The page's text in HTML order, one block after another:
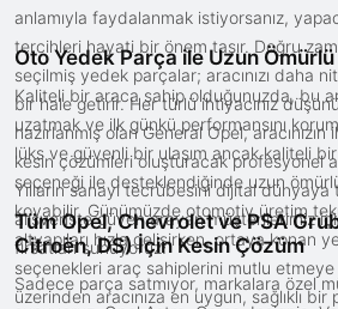
anlamıyla faydalanmak istiyorsanız,
tercihleri hayati bir önem taşır. Doğru
seçilmiş yedek parçalar; aracınızı daha
bir hale getirir. Her türlü ihtiyacınız
hazırlanmış olan General Opel, aracınızın
kesin çözümleri oluşturacak profesyonel
Yılların sanayi tecrübesini dijital dünyaya
alışverişte güven arayan müşterilerimiz
fırsatları sunuyoruz.
Oto Yedek Parça ile Uzun
Kaliteli bir araca sahip olduğunuzda, bu
uzatmak ve ilk günkü performansını
lüks ve güvenli bir ulaşım ancak kaliteli
seçeneği ile desteklendiğinde uzun
koyabilir. Günümüzde otomotiv üretim
altyapıları hızla gelişirken, ortaya konan
seçenekleri araç sahiplerini mutlu
üzerinden aracınıza en uygun, sağlıklı
Tüm Opel, Chevrolet ve PSA
Citroën, DS) İçin Kesin Çözüm
Sadece parça satmıyor, markalara özel